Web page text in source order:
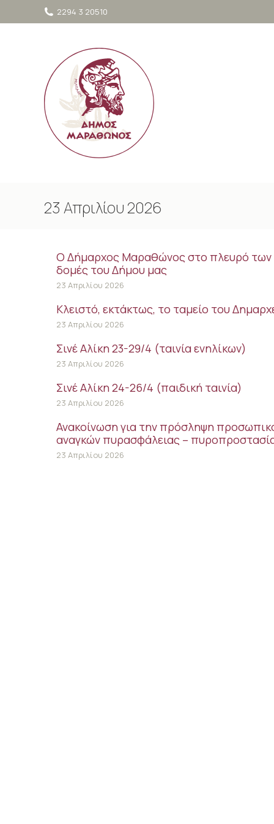
περιεχόμενο2294 3 20510
23 Απριλίου 2026
Ο Δήμαρχος Μαραθώνος στο πλευρό των
δομές του Δήμου μας
23 Απριλίου 2026
Κλειστό, εκτάκτως, το ταμείο του
23 Απριλίου 2026
Σινέ Αλίκη 23-29/4 (ταινία ενηλίκων)
23 Απριλίου 2026
Σινέ Αλίκη 24-26/4 (παιδική ταινία)
23 Απριλίου 2026
Ανακοίνωση για την πρόσληψη
αναγκών πυρασφάλειας –
23 Απριλίου 2026